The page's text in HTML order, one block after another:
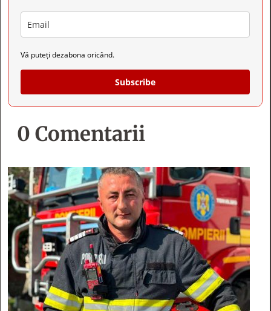
Vă puteți dezabona oricând.
Subscribe
0 Comentarii